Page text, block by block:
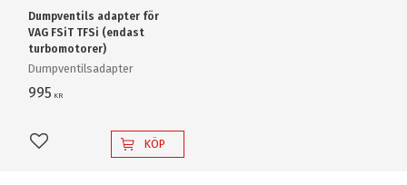
Dumpventils adapter för
VAG FSiT TFSi (endast
turbomotorer)
Dumpventilsadapter
995 KR
Lägg till i favoriter
KÖP